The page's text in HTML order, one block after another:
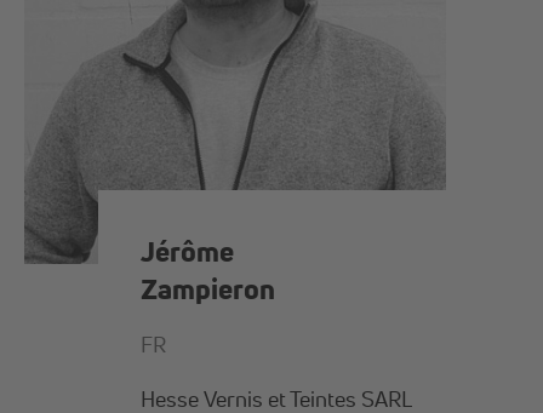
Jérôme
Zampieron
FR
Hesse Vernis et Teintes SARL